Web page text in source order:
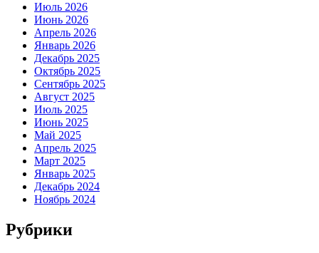
Июль 2026
Июнь 2026
Апрель 2026
Январь 2026
Декабрь 2025
Октябрь 2025
Сентябрь 2025
Август 2025
Июль 2025
Июнь 2025
Май 2025
Апрель 2025
Март 2025
Январь 2025
Декабрь 2024
Ноябрь 2024
Рубрики